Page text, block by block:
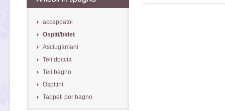
accappatoi
Ospiti/bidet
Asciugamani
Teli doccia
Teli bagno
Ospitini
Tappeti per bagno